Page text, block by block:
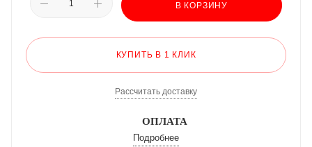
В КОРЗИНУ
КУПИТЬ В 1 КЛИК
Рассчитать доставку
ОПЛАТА
Подробнее